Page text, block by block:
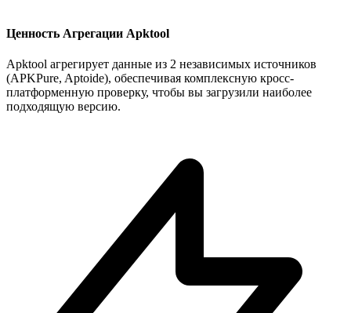
Ценность Агрегации Apktool
Apktool агрегирует данные из 2 независимых источников
(APKPure, Aptoide), обеспечивая комплексную кросс-
платформенную проверку, чтобы вы загрузили наиболее
подходящую версию.